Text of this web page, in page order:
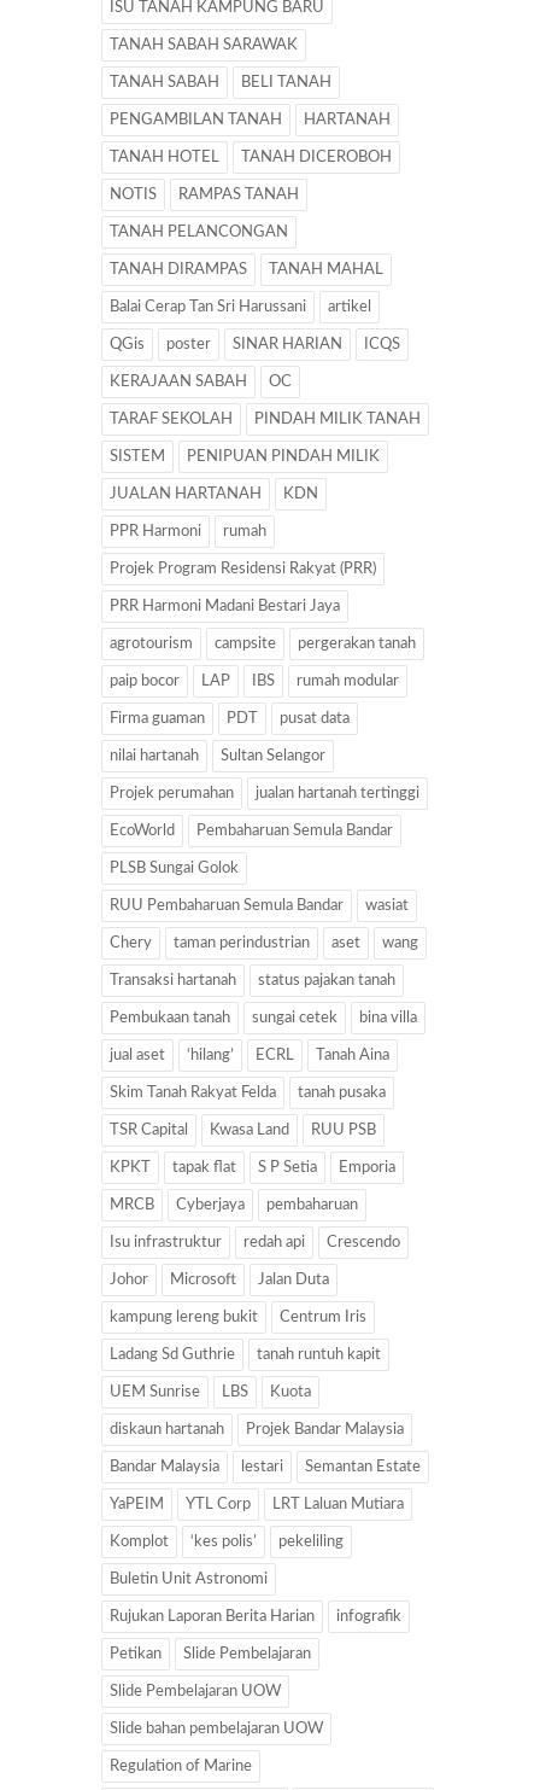
ISU TANAH KAMPUNG BARU
TANAH SABAH SARAWAK
TANAH SABAH BELI TANAH
PENGAMBILAN TANAH HARTANAH
TANAH HOTEL TANAH DICEROBOH
NOTIS RAMPAS TANAH
TANAH PELANCONGAN
TANAH DIRAMPAS TANAH MAHAL
Balai Cerap Tan Sri Harussani artikel
QGis poster SINAR HARIAN ICQS
KERAJAAN SABAH OC
TARAF SEKOLAH PINDAH MILIK TANAH
SISTEM PENIPUAN PINDAH MILIK
JUALAN HARTANAH KDN
PPR Harmoni rumah
Projek Program Residensi Rakyat (PRR)
PRR Harmoni Madani Bestari Jaya
agrotourism campsite pergerakan tanah
paip bocor LAP IBS rumah modular
Firma guaman PDT pusat data
nilai hartanah Sultan Selangor
Projek perumahan jualan hartanah tertinggi
EcoWorld Pembaharuan Semula Bandar
PLSB Sungai Golok
RUU Pembaharuan Semula Bandar wasiat
Chery taman perindustrian aset wang
Transaksi hartanah status pajakan tanah
Pembukaan tanah sungai cetek bina villa
jual aset ‘hilang’ ECRL Tanah Aina
Skim Tanah Rakyat Felda tanah pusaka
TSR Capital Kwasa Land RUU PSB
KPKT tapak flat S P Setia Emporia
MRCB Cyberjaya pembaharuan
Isu infrastruktur redah api Crescendo
Johor Microsoft Jalan Duta
kampung lereng bukit Centrum Iris
Ladang Sd Guthrie tanah runtuh kapit
UEM Sunrise LBS Kuota
diskaun hartanah Projek Bandar Malaysia
Bandar Malaysia lestari Semantan Estate
YaPEIM YTL Corp LRT Laluan Mutiara
Komplot ‘kes polis’ pekeliling
Buletin Unit Astronomi
Rujukan Laporan Berita Harian infografik
Petikan Slide Pembelajaran
Slide Pembelajaran UOW
Slide bahan pembelajaran UOW
Regulation of Marine